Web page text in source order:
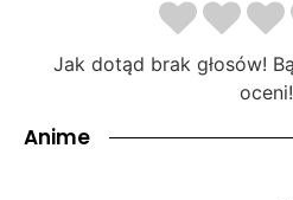
Jak dotąd brak głosów!
oceni!
Anime